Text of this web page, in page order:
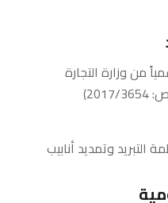
منوزارة التجارة
وتمديد أنابيب